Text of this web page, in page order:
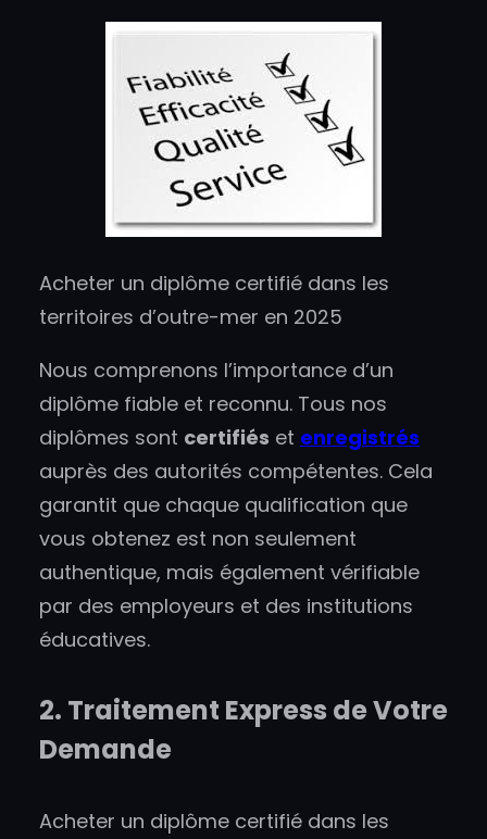
Acheter un diplôme certifié dans les
territoires d’outre-mer en 2025
Nous comprenons l’importance d’un
diplôme fiable et reconnu. Tous nos
diplômes sont certifiés et enregistrés
auprès des autorités compétentes. Cela
garantit que chaque qualification que
vous obtenez est non seulement
authentique, mais également vérifiable
par des employeurs et des institutions
éducatives.
2. Traitement Express de Votre
Demande
Acheter un diplôme certifié dans les